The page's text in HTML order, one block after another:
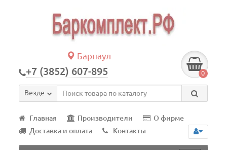
Барнаул
+7 (3852) 607-895 0
Везде
Главная Производители
О фирме
Доставка и оплата
Контакты